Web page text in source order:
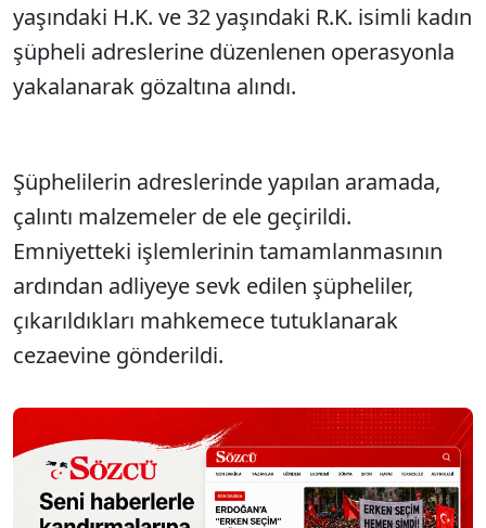
yaşındaki H.K. ve 32 yaşındaki R.K. isimli kadın
şüpheli adreslerine düzenlenen operasyonla
yakalanarak gözaltına alındı.
Şüphelilerin adreslerinde yapılan aramada,
çalıntı malzemeler de ele geçirildi.
Emniyetteki işlemlerinin tamamlanmasının
ardından adliyeye sevk edilen şüpheliler,
çıkarıldıkları mahkemece tutuklanarak
cezaevine gönderildi.